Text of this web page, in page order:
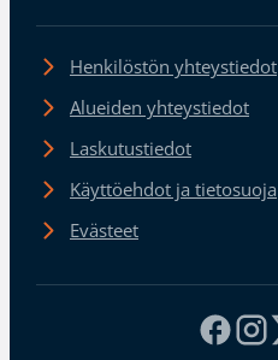
Henkilöstön yhteystiedot
Alueiden yhteystiedot
Laskutustiedot
Käyttöehdot ja tietosuoja
Evästeet